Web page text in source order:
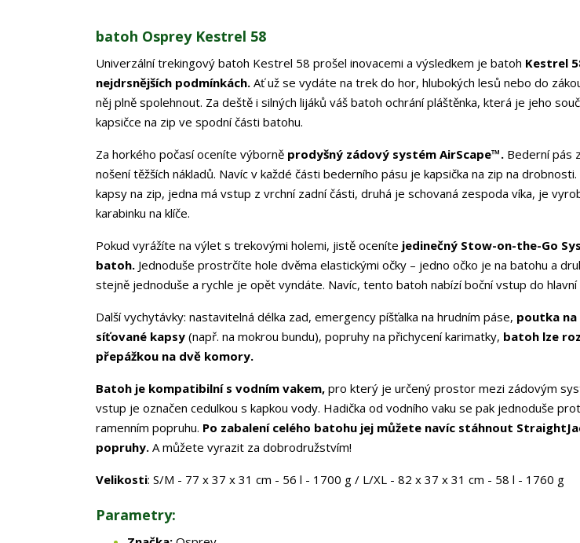
batoh Osprey Kestrel 58
Univerzální trekingový batoh Kestrel 58 prošel inovacemi a výsledkem je batoh Kestrel
nejdrsnějších podmínkách. Ať už se vydáte na trek do hor, hlubokých lesů nebo do
něj plně spolehnout. Za deště i silných lijáků váš batoh ochrání pláštěnka, která je jeho
kapsičce na zip ve spodní části batohu.
Za horkého počasí oceníte výborně prodyšný zádový systém AirScape™. Bederní pás
nošení těžších nákladů. Navíc v každé části bederního pásu je kapsička na zip na
kapsy na zip, jedna má vstup z vrchní zadní části, druhá je schovaná zespoda víka, je
karabinku na klíče.
Pokud vyrážíte na výlet s trekovými holemi, jistě oceníte jedinečný Stow-on-the-Go
batoh. Jednoduše prostrčíte hole dvěma elastickými očky – jedno očko je na batohu a
stejně jednoduše a rychle je opět vyndáte. Navíc, tento batoh nabízí boční vstup do hlavní
Další vychytávky: nastavitelná délka zad, emergency píšťalka na hrudním páse, poutka na
síťované kapsy (např. na mokrou bundu), popruhy na přichycení karimatky, batoh lze
přepážkou na dvě komory.
Batoh je kompatibilní s vodním vakem, pro který je určený prostor mezi zádovým
vstup je označen cedulkou s kapkou vody. Hadička od vodního vaku se pak jednoduše
ramenním popruhu. Po zabalení celého batohu jej můžete navíc stáhnout
popruhy. A můžete vyrazit za dobrodružstvím!
Velikosti: S/M - 77 x 37 x 31 cm - 56 l - 1700 g / L/XL - 82 x 37 x 31 cm - 58 l - 1760 g
Parametry: